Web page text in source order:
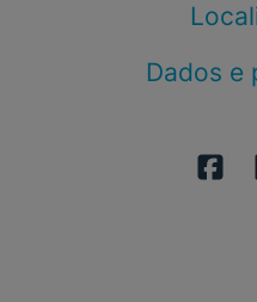
Dados e